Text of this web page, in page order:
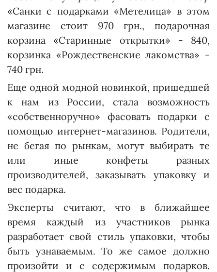
«Санки с подарками «Метелица» в этом
магазине стоит 970 грн., подарочная
корзина «Старинные открытки» - 840,
корзинка «Рождественские лакомства» -
740 грн.
Еще одной модной новинкой, пришедшей
к нам из России, стала возможность
«собственноручно» фасовать подарки с
помощью интернет-магазинов. Родители,
не бегая по рынкам, могут выбирать те
или иные конфеты разных
производителей, заказывать упаковку и
вес подарка.
Эксперты считают, что в ближайшее
время каждый из участников рынка
разработает свой стиль упаковки, чтобы
быть узнаваемым. То же самое должно
произойти и с содержимым подарков.